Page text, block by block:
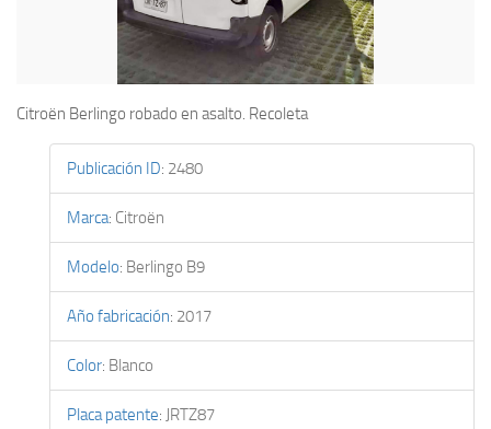
Citroën Berlingo robado en asalto. Recoleta
Publicación ID: 2480
Marca: Citroën
Modelo: Berlingo B9
Año fabricación: 2017
Color: Blanco
Placa patente: JRTZ87